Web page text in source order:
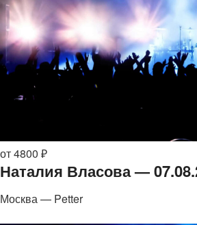
от 4800 ₽
Наталия Власова —
Москва — Petter